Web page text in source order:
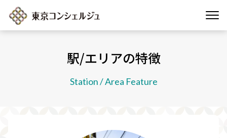
駅/エリアの特徴
Station / Area Feature